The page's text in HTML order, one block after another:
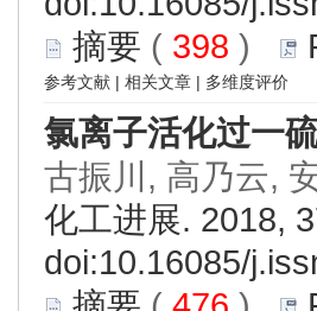
摘要 ( 398 )
参考文献 | 相关文章 | 多维度评价
氯离子活化过一
古振川, 高乃云,
化工进展. 2018,
doi:10.16085/